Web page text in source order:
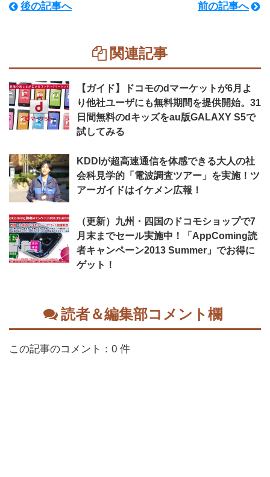
後の記事へ 前の記事へ
関連記事
【ガイド】ドコモのdマーケットが6月よ
り他社ユーザにも無料期間を提供開始。31
日間無料のdキッズをau版GALAXY S5で
試してみる
KDDIが超高速通信を体感できる大人の社
会科見学的「電波調査ツアー」を実施！ツ
アーガイドはイケメン広報！
（更新）九州・四国のドコモショップで7
月末までセール実施中！「AppComing読
者キャンペーン2013 Summer」でお得に
ゲット！
読者＆編集部コメント欄
この記事のコメント：0 件